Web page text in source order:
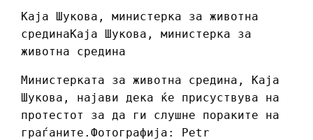
Каја Шукова, министерка за животна
срединаКаја Шукова, министерка за
животна средина
Министерката за животна средина, Каја
Шукова, најави дека ќе присуствува на
протестот за да ги слушне пораките на
граѓаните.Фотографија: Petr